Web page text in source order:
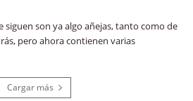
siguen son ya algo añejas, tanto como de
pero ahora contienen varias
Cargar más